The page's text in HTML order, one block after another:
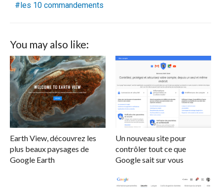
les 10 commandements
You may also like:
Earth View, découvrez les
plus beaux paysages de
Google Earth
Un nouveau site pour
contrôler tout ce que
Google sait sur vous